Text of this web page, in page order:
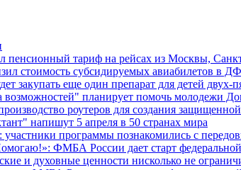
пенсионный тариф на рейсах из Москвы,
стоимость субсидируемых авиабилетов в
закупать еще один препарат для детей двух-
возможностей" планирует помочь молодежи
роутеров для создания
напишут 5 апреля в 50 странах мира
участники программы познакомились с
ФМБА России дает старт
и духовные ценности нисколько не